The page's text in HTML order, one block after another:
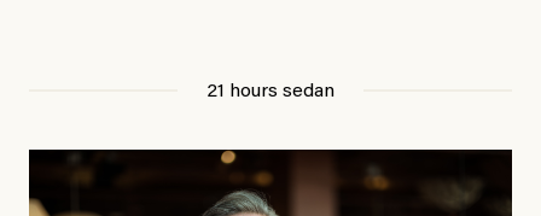
21 hours sedan